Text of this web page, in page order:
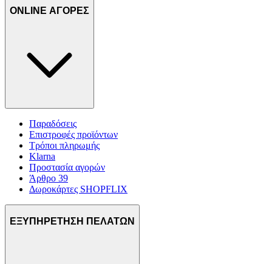
ONLINE ΑΓΟΡΕΣ
Παραδόσεις
Επιστροφές προϊόντων
Τρόποι πληρωμής
Klarna
Προστασία αγορών
Άρθρο 39
Δωροκάρτες SHOPFLIX
ΕΞΥΠΗΡΕΤΗΣΗ ΠΕΛΑΤΩΝ